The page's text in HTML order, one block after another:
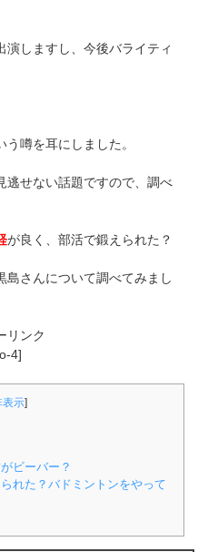
演しますし、今後バライティ
う噂を耳にしました。
逃せない話題ですので、調べ
が良く、部活で鍛えられた？
島さんについて調べてみまし
リンク
4]
表示]
ビーバー？
れた？バドミントンをやって